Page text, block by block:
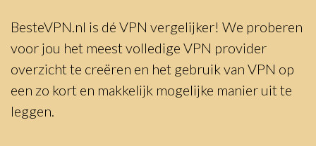
BesteVPN.nl is dé VPN vergelijker! We proberen
voor jou het meest volledige VPN provider
overzicht te creëren en het gebruik van VPN op
een zo kort en makkelijk mogelijke manier uit te
leggen.